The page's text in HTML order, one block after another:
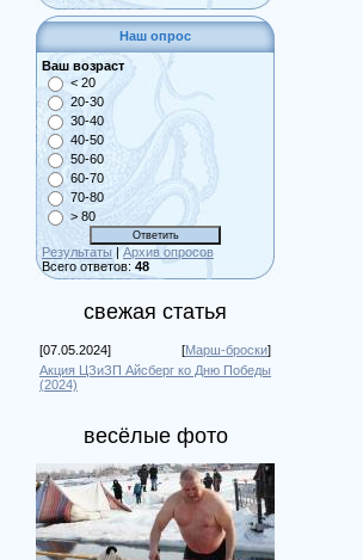
Наш опрос
Ваш возраст
< 20
20-30
30-40
40-50
50-60
60-70
70-80
> 80
Результаты | Архив опросов
Всего ответов: 48
свежая статья
[07.05.2024] [Марш-броски]
Акция ЦЗиЗП Айсберг ко Дню Победы
(2024)
весёлые фото